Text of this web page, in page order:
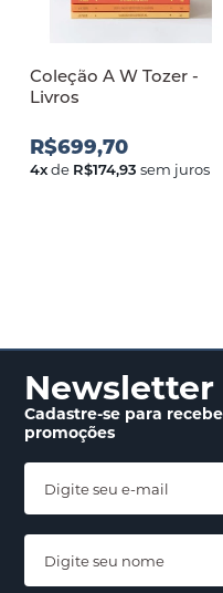
Coleção A W Tozer -
Livros
R$699,70
4xde R$174,93 sem juros
Newsletter
Cadastre-se para
promoções